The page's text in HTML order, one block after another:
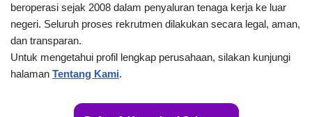
beroperasi sejak 2008 dalam penyaluran tenaga kerja ke luar
negeri. Seluruh proses rekrutmen dilakukan secara legal, aman,
dan transparan.
Untuk mengetahui profil lengkap perusahaan, silakan kunjungi
halaman Tentang Kami.